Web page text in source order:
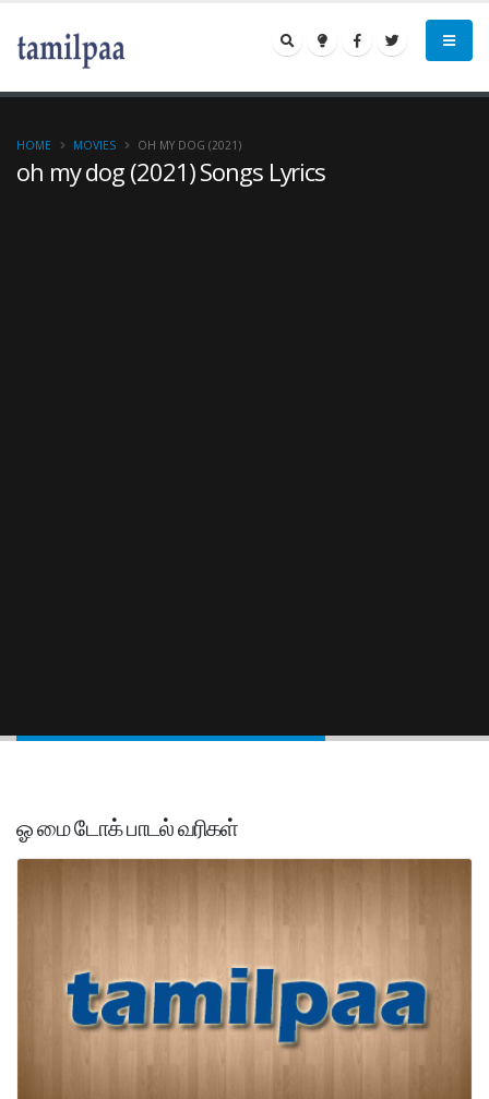
oh my dog (2021) Songs Lyrics
HOME MOVIES OH MY DOG (2021)
ஓ மை டோக் பாடல் வரிகள்